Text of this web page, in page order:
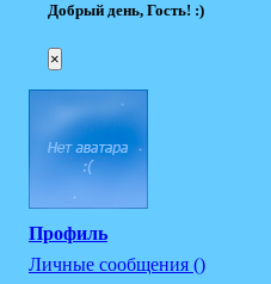
Добрый день, Гость! :)
×
Профиль
Личные сообщения ()